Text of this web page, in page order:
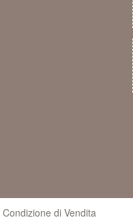
Condizione di Vendita